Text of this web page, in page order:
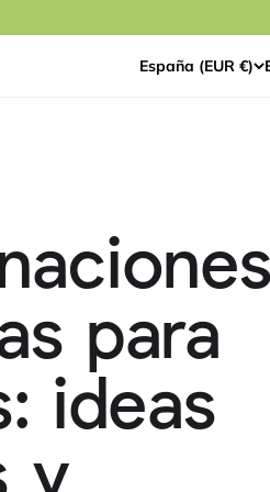
España (EUR €)
para
ideas